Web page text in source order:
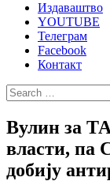
Издаваштво
YOUTUBE
Телеграм
Facebook
Контакт
Search
for:
Вулин за
власти, па
добију